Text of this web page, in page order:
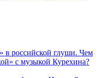
в российской глуши. Чем
с музыкой Курехина?